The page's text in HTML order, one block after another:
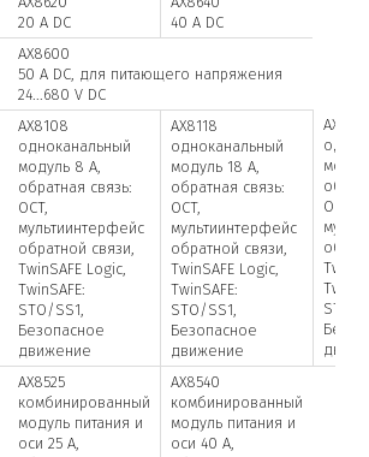
20 A DC
40 A DC
AX8600
50 A DC, для питающего напряжения
24...680 V DC
AX8108
одноканальный
модуль 8 A,
обратная связь:
OCT,
мультиинтерфейс
обратной связи,
TwinSAFE Logic,
TwinSAFE:
STO/SS1,
Безопасное
движение
AX8118
одноканальный
модуль 18 A,
обратная связь:
OCT,
мультиинтерфейс
обратной связи,
TwinSAFE Logic,
TwinSAFE:
STO/SS1,
Безопасное
движение
OCT,
STO/
AX8525
комбинированный
модуль питания и
оси 25 A,
AX8540
комбинированный
модуль питания и
оси 40 A,